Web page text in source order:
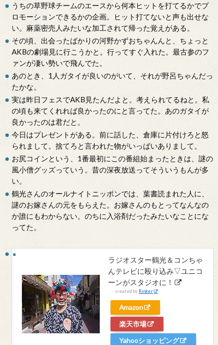
うちの草野球チームのエースから何本ヒットを打てるかでプ
ロモーションできるかの企画。ヒット打てないと声も出せな
い。麻薬密売人みたいな加工されて帰った覚えがある。
その頃、出会ったばかりの河野かずおちゃんんと、ちょっと
AKBの劇場見に行こうかと。行ってすぐ入れた。最古参のフ
ァンが凄い勢いで飛んでた。
あのとき、1人ガタイが良いのがいて、それが野呂ちゃんだっ
たかな。
実は昨日フェスでAKB見たんだよと。考えられてるねと。私
の頃も来てくれれば良かったのにと言ってた。あのガタイが
良かったのは君だと。
今日はプレゼントがある。前に話した、倉庫に片付けろと怒
られまして。捨てろと言われた物がいっぱいありまして。
お尻コインという、1番最初にこの番組始まったときは、謎の
風小僧グッズっていう。昔の深夜放送ってそういうもんが多
い。
鶴光さんのオールナイトニッポンでは、葉書読まれた人に、
謎のお嫁さんの元をもらえた。お嫁さんのもとってなんなの
か誰にもわからない。のちに入浴剤だったみたいなことにな
ってた。
ラジオスター鶴光＆コンちゃ
んテレビに殴り込み▽ユニコ
ーンがスタジオに！
created by Rinker
Amazon
楽天市場
Yahooショッピング